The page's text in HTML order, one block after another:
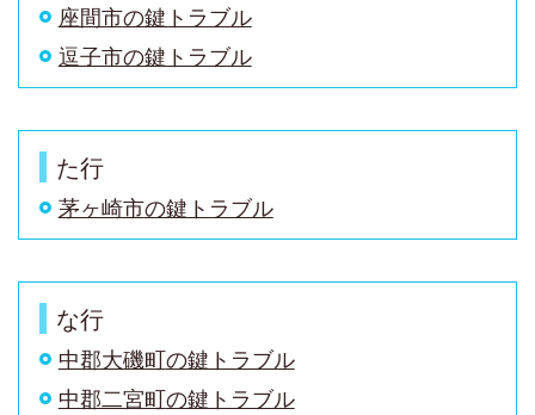
座間市の鍵トラブル
逗子市の鍵トラブル
た行
茅ヶ崎市の鍵トラブル
な行
中郡大磯町の鍵トラブル
中郡二宮町の鍵トラブル